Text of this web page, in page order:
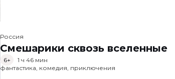
Россия
Смешарики сквозь вселенные
6+
1 ч 46 мин
фантастика, комедия, приключения